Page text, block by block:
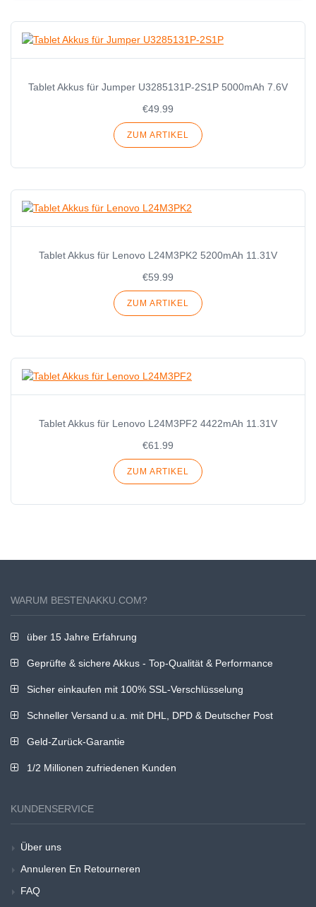
Tablet Akkus für Jumper U3285131P-2S1P 5000mAh 7.6V
€49.99
ZUM ARTIKEL
Tablet Akkus für Lenovo L24M3PK2 5200mAh 11.31V
€59.99
ZUM ARTIKEL
Tablet Akkus für Lenovo L24M3PF2 4422mAh 11.31V
€61.99
ZUM ARTIKEL
WARUM BESTENAKKU.COM?
über 15 Jahre Erfahrung
Geprüfte & sichere Akkus - Top-Qualität & Performance
Sicher einkaufen mit 100% SSL-Verschlüsselung
Schneller Versand u.a. mit DHL, DPD & Deutscher Post
Geld-Zurück-Garantie
1/2 Millionen zufriedenen Kunden
KUNDENSERVICE
Über uns
Annuleren En Retourneren
FAQ